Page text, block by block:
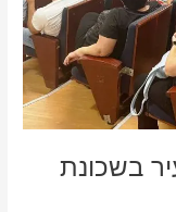
בשכונת